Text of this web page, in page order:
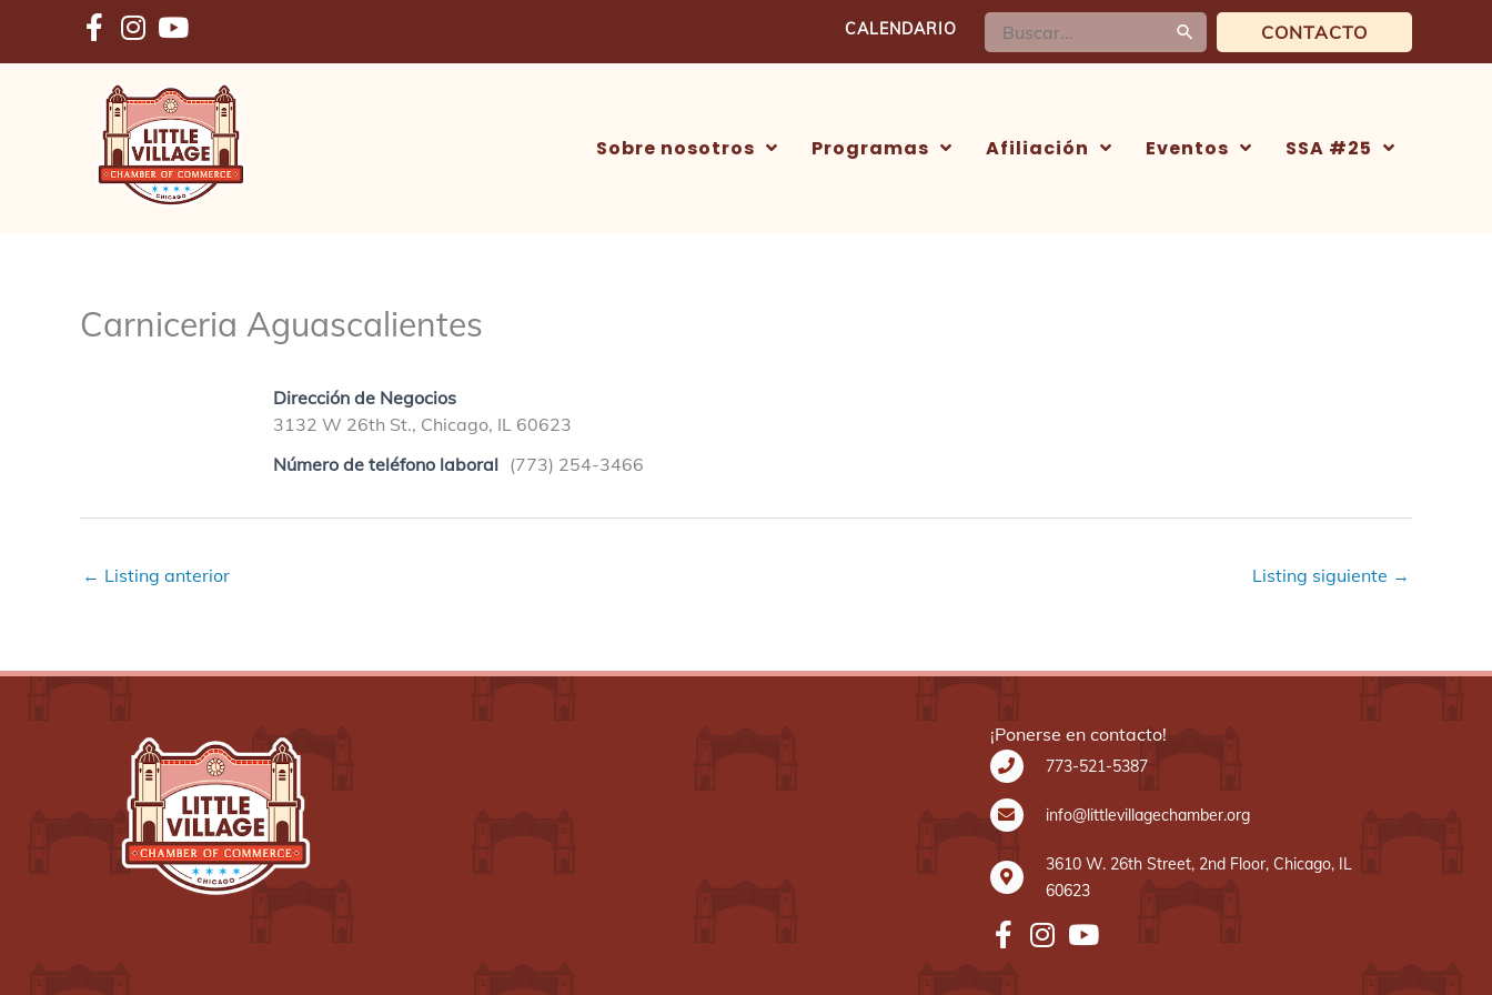
contenido
CALENDARIO Buscar: CONTACTO
Sobre nosotros Programas Afiliación Eventos SSA #25
Carniceria Aguascalientes
Dirección de Negocios
3132 W 26th St., Chicago, IL 60623
Número de teléfono laboral (773) 254-3466
← Listing anterior Listing siguiente →
¡Ponerse en contacto!
773-521-5387
info@littlevillagechamber.org
3610 W. 26th Street, 2nd Floor, Chicago, IL
60623